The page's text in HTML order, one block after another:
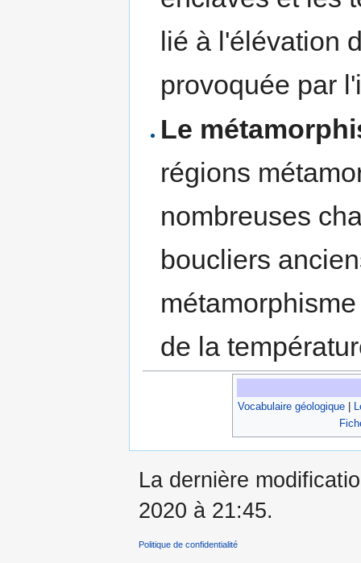
lié à l'élévation
provoquée par
Le
régions
nombreuses
boucliers
de la
Vocabulaire géologique|
La dernière
2020 à 21:45.
Politique de confidentialité